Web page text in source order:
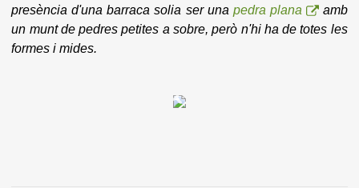
presència d'una barraca solia ser una pedra plana
amb
un munt de pedres petites a sobre, però n'hi ha de totes les
formes i mides.